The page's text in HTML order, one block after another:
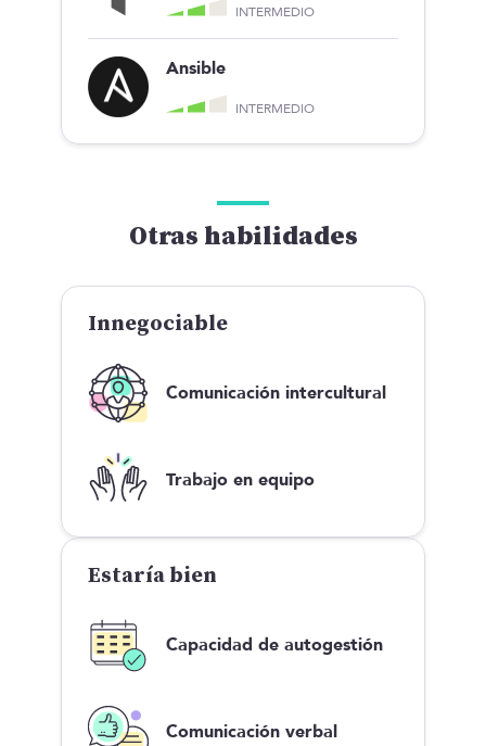
INTERMEDIO
Ansible
INTERMEDIO
Otras habilidades
Innegociable
Comunicación intercultural
Trabajo en equipo
Estaría bien
Capacidad de autogestión
Comunicación verbal